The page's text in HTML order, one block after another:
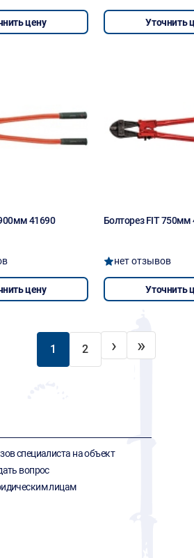
цену Уточнить
41690
цену
Болторез FIT 750мм
нет отзывов
Уточнить
1 2 › »
специалиста на объект
вопрос
лицам